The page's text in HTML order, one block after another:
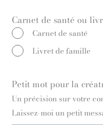
Carnet de santé ou
Carnet de santé
Livret de famille
Petit mot pour la
Un précision sur votre
Laissez-moi un petit